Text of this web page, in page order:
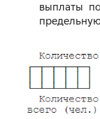
выплаты